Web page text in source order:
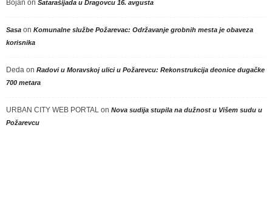
Bojan on Satarašijada u Dragovcu 16. avgusta
Sasa on Komunalne službe Požarevac: Održavanje grobnih mesta je obaveza
korisnika
Deda on Radovi u Moravskoj ulici u Požarevcu: Rekonstrukcija deonice dugačke
700 metara
URBAN CITY WEB PORTAL on Nova sudija stupila na dužnost u Višem sudu u
Požarevcu